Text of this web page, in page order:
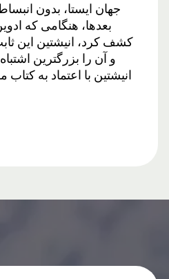
جهان ایستا، بدون
بعدها، هنگامی که
کشف کرد، انیشتین این
و آن را بزرگترین
انیشتین با اعتماد به